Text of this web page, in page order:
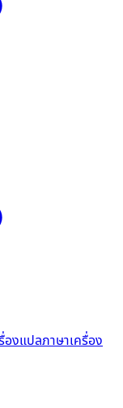
งแปลภาษาเครื่อง